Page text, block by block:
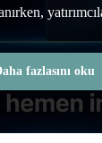
fazlasını oku